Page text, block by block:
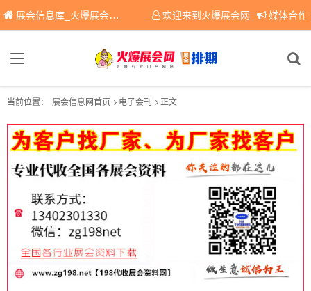
展会信息库_火爆展会网免费展会信息查询平台，提供专业会展服务！ 欢迎来到火爆展会网 媒体合作
当前位置： 展会信息网首页 电子会刊 正文